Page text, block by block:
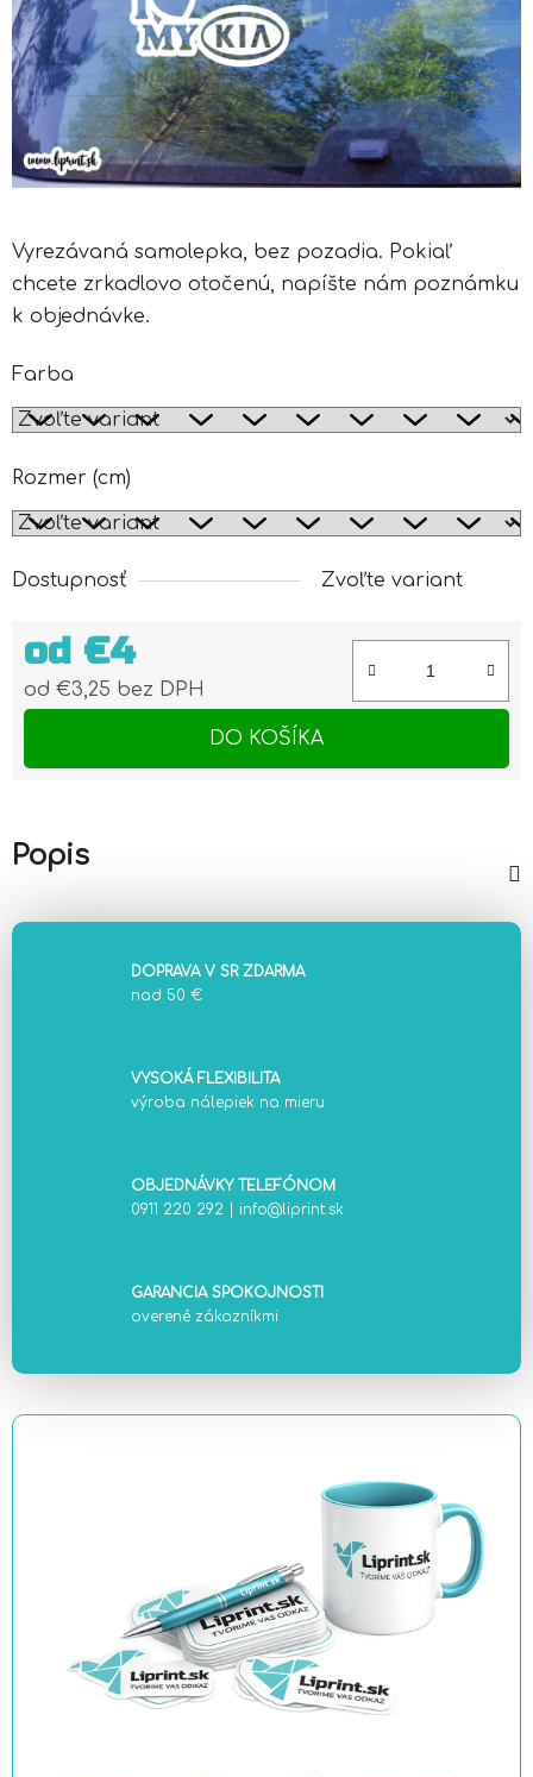
Vyrezávaná samolepka, bez pozadia. Pokiaľ
chcete zrkadlovo otočenú, napíšte nám poznámku
k objednávke.
Farba
Rozmer (cm)
Dostupnosť Zvoľte variant
od €4
od €3,25 bez DPH
DO KOŠÍKA
Popis
DOPRAVA V SR ZDARMA
nad 50 €
VYSOKÁ FLEXIBILITA
výroba nálepiek na mieru
OBJEDNÁVKY TELEFÓNOM
0911 220 292
info@liprint.sk
GARANCIA SPOKOJNOSTI
overené zákazníkmi